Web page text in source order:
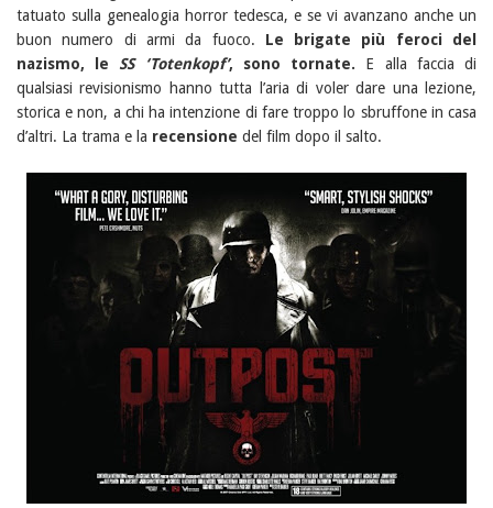
tatuato sulla genealogia horror tedesca, e se vi avanzano anche un
buon numero di armi da fuoco. Le brigate più feroci del
nazismo, le SS ‘Totenkopf’, sono tornate. E alla faccia di
qualsiasi revisionismo hanno tutta l’aria di voler dare una lezione,
storica e non, a chi ha intenzione di fare troppo lo sbruffone in casa
d’altri. La trama e la recensione del film dopo il salto.